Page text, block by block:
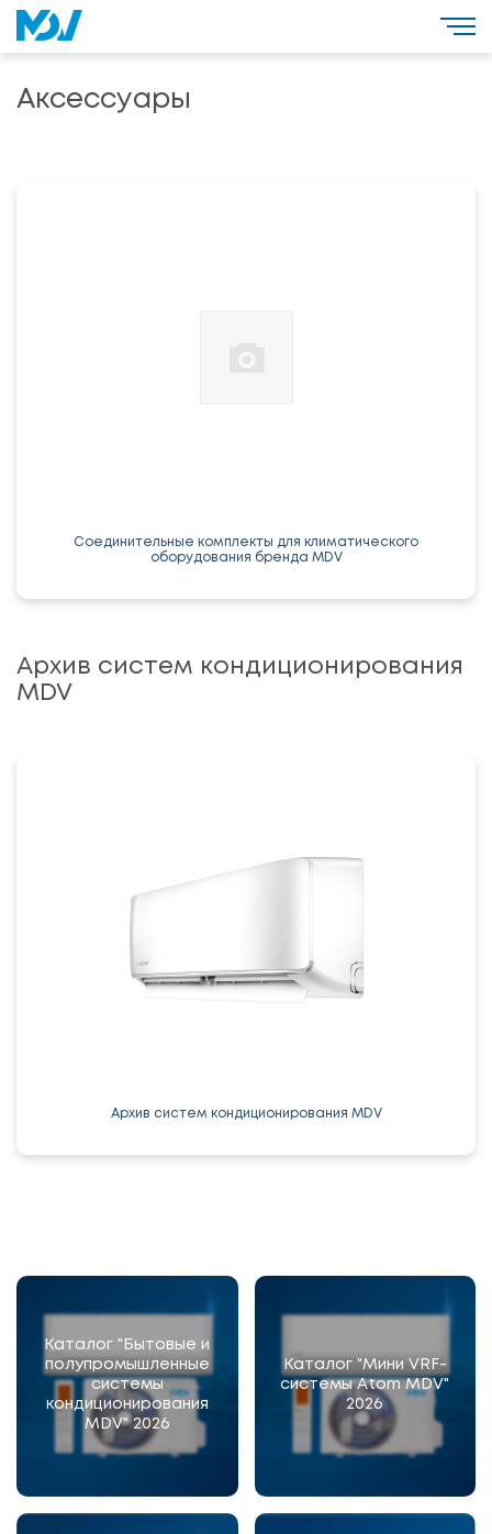
Аксессуары
Соединительные комплекты для климатического
оборудования бренда MDV
Архив систем кондиционирования
MDV
Архив систем кондиционирования MDV
Каталог "Бытовые и
полупромышленные
системы
кондиционирования
MDV" 2026
Каталог "Мини VRF-
системы Atom MDV"
2026